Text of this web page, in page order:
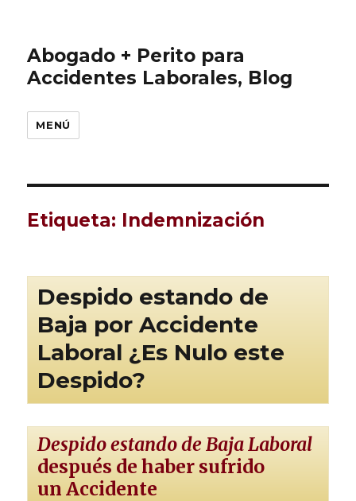
Abogado + Perito para
Accidentes Laborales, Blog
MENÚ
Etiqueta: Indemnización
Despido estando de
Baja por Accidente
Laboral ¿Es Nulo este
Despido?
Despido estando de Baja Laboral
después de haber sufrido
un Accidente